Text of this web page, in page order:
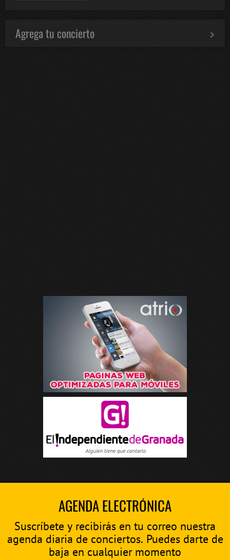
Agrega tu concierto
AGENDA ELECTRÓNICA
Suscríbete y recibirás en tu correo nuestra
agenda diaria de conciertos. Puedes darte de
baja en cualquier momento